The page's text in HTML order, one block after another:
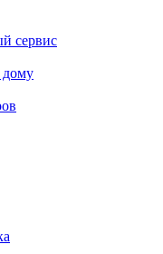
сервис